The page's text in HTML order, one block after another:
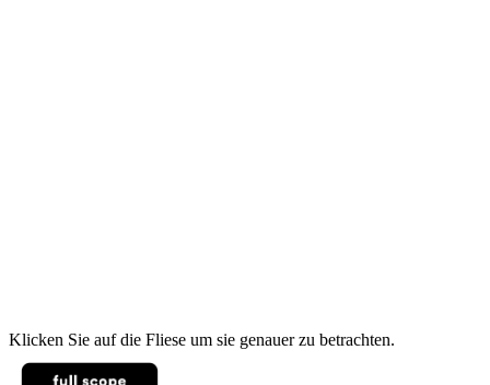
Klicken Sie auf die Fliese um sie genauer zu betrachten.